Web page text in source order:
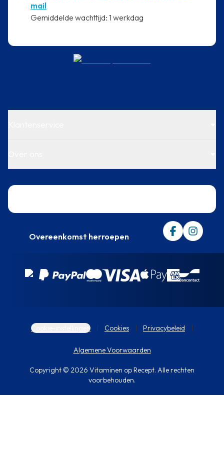
mail
⁠Gemiddelde wachttijd: 1 werkdag
Overeenkomst herroepen
Cookie-instellingen Cookies Privacybeleid
Algemene Voorwaarden
Copyright © 2026 Vitaminen op Recept. Alle rechten
voorbehouden.